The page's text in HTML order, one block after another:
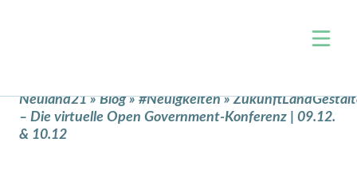
Über uns
Team
Themen
Neuland21 » Blog » #Neuigkeiten »
– Die virtuelle Open Government-Konferenz | 09.12.
& 10.12